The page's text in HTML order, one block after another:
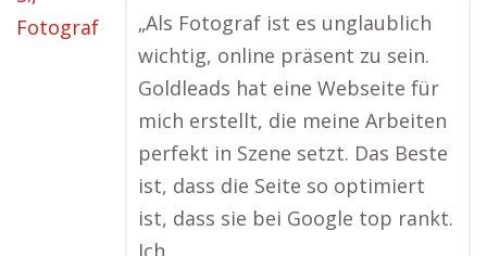
„Als Fotograf ist es unglaublich
wichtig, online präsent zu sein.
Goldleads hat eine Webseite für
mich erstellt, die meine Arbeiten
perfekt in Szene setzt. Das Beste
ist, dass die Seite so optimiert
ist, dass sie bei Google top rankt.
Ich …